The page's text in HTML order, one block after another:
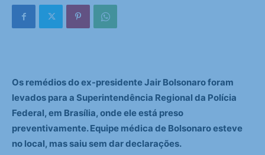
Os remédios do ex-presidente Jair Bolsonaro foram
levados para a Superintendência Regional da Polícia
Federal, em Brasília, onde ele está preso
preventivamente. Equipe médica de Bolsonaro esteve
no local, mas saiu sem dar declarações.